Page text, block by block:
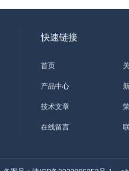
快速链接
首页
产品中心
技术文章
在线留言